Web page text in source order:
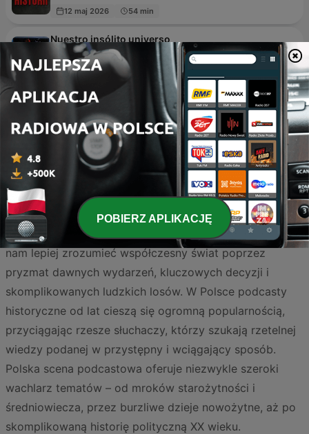
12 maj 2026 54 min
Nuestro insólito universo
luis Guzman - Odcinek 1367
2 dni temu 5 min
3z4
<
3 4 >
Historia to fascynująca podróż w czasie, która pozwala
nam lepiej zrozumieć współczesny świat poprzez
pryzmat dawnych wydarzeń, kluczowych decyzji i
skomplikowanych ludzkich losów. W Polsce podcasty
historyczne od lat cieszą się ogromną popularnością,
przyciągając rzesze słuchaczy, którzy szukają rzetelnej
wiedzy podanej w przystępny i wciągający sposób.
Polska scena podcastowa oferuje niezwykle szeroki
wachlarz tematów – od mroków starożytności i
średniowiecza, przez burzliwe dzieje nowożytne, aż po
skomplikowaną historię polityczną XX wieku.
POBIERZ APLIKACJĘ